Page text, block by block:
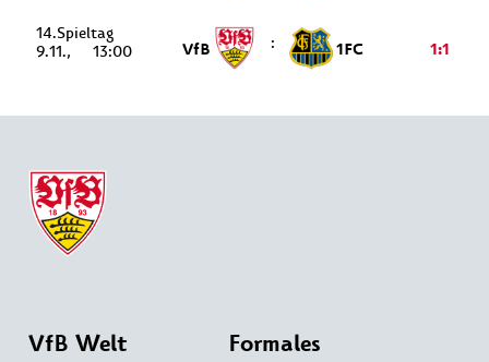
14.
9.11.
13:00 VfB : 1FC 1:1
VfB Welt Formales